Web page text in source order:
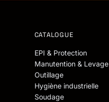
CATALOGUE
EPI & Protection
Manutention & Levage
Outillage
Hygiène industrielle
Soudage